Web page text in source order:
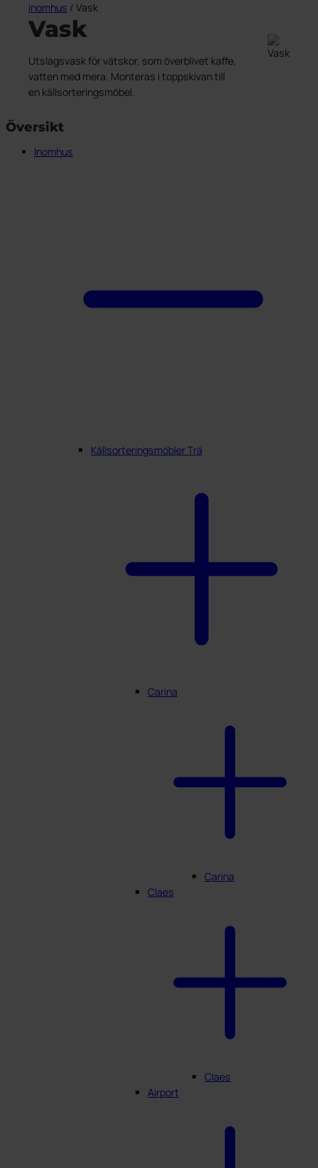
inomhus / Vask
Vask
Utslagsvask för vätskor, som överblivet kaffe,
vatten med mera. Monteras i toppskivan till
en källsorteringsmöbel.
Översikt
Inomhus
Källsorteringsmöbler Trä
Carina
Carina
Claes
Claes
Airport